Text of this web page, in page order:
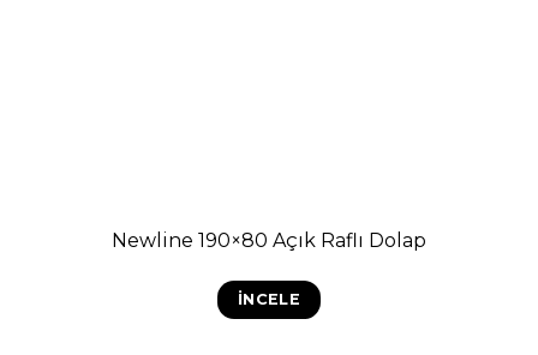
Newline 190×80 Açık Raflı Dolap
İNCELE